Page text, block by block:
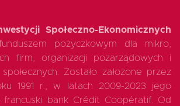
Społeczno-Ekonomicznych
pożyczkowym dla mikro,
firm, organizacji pozarządowych i
Zostało założone przez
1991 r., w latach 2009-2023 jego
francuski bank Crédit Coopératif. Od